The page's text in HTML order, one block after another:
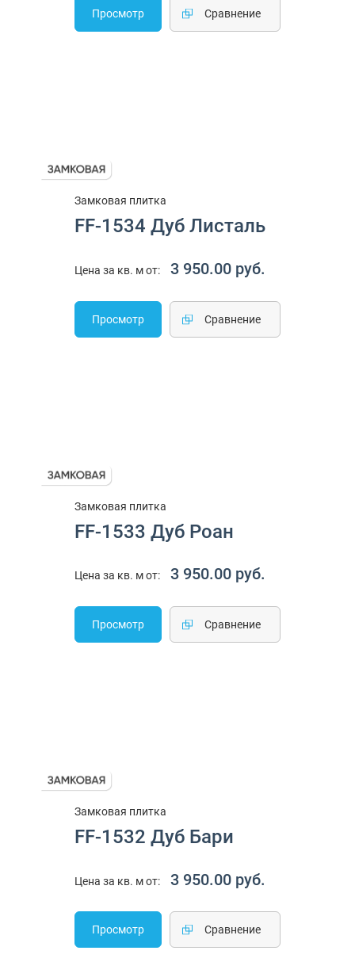
Просмотр Cравнение
Замковая плитка
FF-1534 Дуб Листаль
Цена за кв. м от: 3 950.00 руб.
Просмотр Cравнение
Замковая плитка
FF-1533 Дуб Роан
Цена за кв. м от: 3 950.00 руб.
Просмотр Cравнение
Замковая плитка
FF-1532 Дуб Бари
Цена за кв. м от: 3 950.00 руб.
Просмотр Cравнение